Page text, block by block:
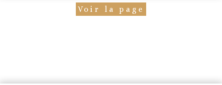
Voir la page